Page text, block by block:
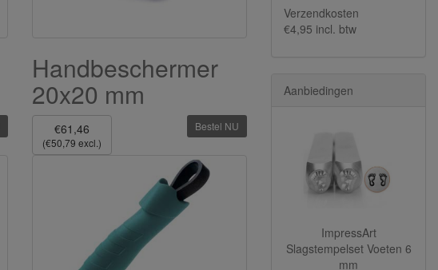
Handbeschermer
20x20 mm
€61,46
(€50,79 excl.)
Bestel NU
Verzendkosten
€4,95 incl. btw
Aanbiedingen
ImpressArt
Slagstempelset Voeten 6
mm